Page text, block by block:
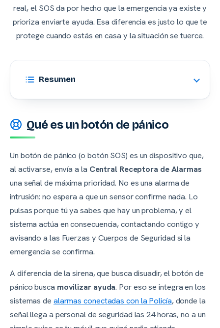
real, el SOS da por hecho que la emergencia ya existe y
prioriza enviarte ayuda. Esa diferencia es justo lo que te
protege cuando estás en casa y la situación se tuerce.
Resumen
Qué es un botón de pánico
Un botón de pánico (o botón SOS) es un dispositivo que,
al activarse, envía a la Central Receptora de Alarmas
una señal de máxima prioridad. No es una alarma de
intrusión: no espera a que un sensor confirme nada. Lo
pulsas porque túya sabes que hay un problema, y el
sistema actúa en consecuencia, contactando contigo y
avisando a las Fuerzas y Cuerpos de Seguridad si la
emergencia se confirma.
A diferencia de la sirena, que busca disuadir, el botón de
pánico busca movilizar ayuda. Por eso se integra en los
sistemas de alarmas conectadas con la Policía, donde la
señal llega a personal de seguridad las 24 horas, no a un